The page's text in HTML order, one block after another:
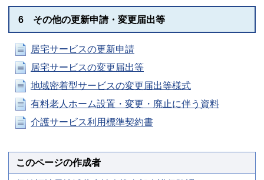
6 その他の更新申請・変更届出等
居宅サービスの更新申請
居宅サービスの変更届出等
地域密着型サービスの変更届出等様式
有料老人ホーム設置・変更・廃止に伴う資料
介護サービス利用標準契約書
このページの作成者